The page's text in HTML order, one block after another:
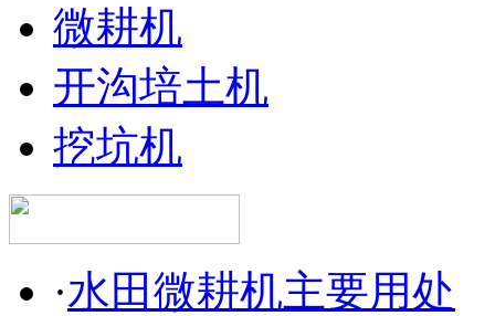
微耕机
开沟培土机
挖坑机
·水田微耕机主要用处